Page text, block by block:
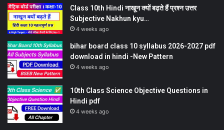
Class 10th Hindi नाखून क्यों बढ़ते हैं प्रश्न उत्तर
Subjective Nakhun kyu…
4 weeks ago
bihar board class 10 syllabus 2026-2027 pdf
download in hindi -New Pattern
4 weeks ago
10th Class Science Objective Questions in
Hindi pdf
4 weeks ago